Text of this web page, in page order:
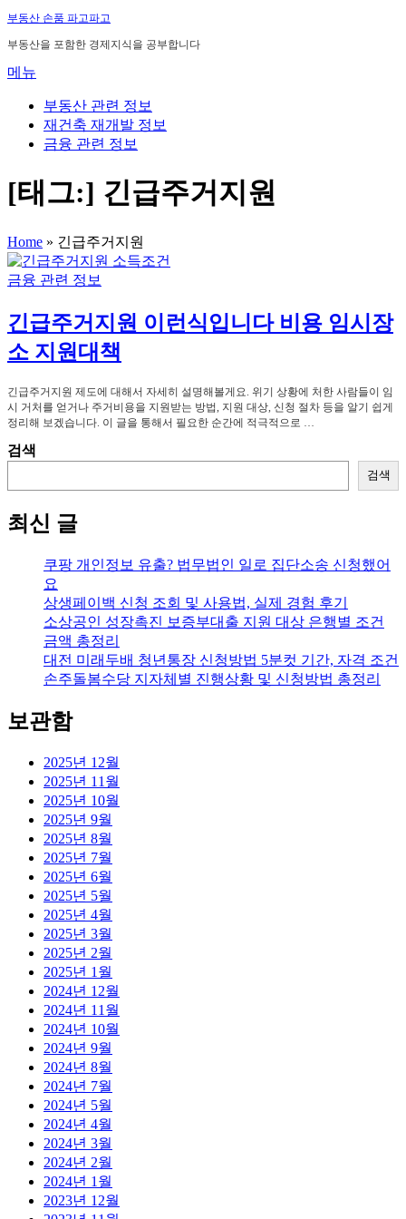
내
용
로
부동산 손품 파고파고
부동산을 포함한 경제지식을 공부합니다
메뉴
부동산 관련 정보
재건축 재개발 정보
금융 관련 정보
[태그:] 긴급주거지원
Home » 긴급주거지원
금융 관련 정보
긴급주거지원 이런식입니다 비용 임시장
소 지원대책
긴급주거지원 제도에 대해서 자세히 설명해볼게요. 위기 상황에 처한 사람들이 임
시 거처를 얻거나 주거비용을 지원받는 방법, 지원 대상, 신청 절차 등을 알기 쉽게
정리해 보겠습니다. 이 글을 통해서 필요한 순간에 적극적으로 …
검색
검색
최신 글
쿠팡 개인정보 유출? 법무법인 일로 집단소송 신청했어
요
상생페이백 신청 조회 및 사용법, 실제 경험 후기
소상공인 성장촉진 보증부대출 지원 대상 은행별 조건
금액 총정리
대전 미래두배 청년통장 신청방법 5분컷 기간, 자격 조건
손주돌봄수당 지자체별 진행상황 및 신청방법 총정리
보관함
2025년 12월
2025년 11월
2025년 10월
2025년 9월
2025년 8월
2025년 7월
2025년 6월
2025년 5월
2025년 4월
2025년 3월
2025년 2월
2025년 1월
2024년 12월
2024년 11월
2024년 10월
2024년 9월
2024년 8월
2024년 7월
2024년 5월
2024년 4월
2024년 3월
2024년 2월
2024년 1월
2023년 12월